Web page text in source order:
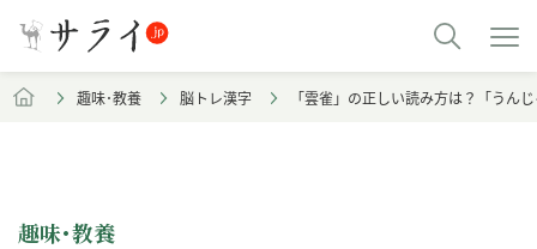
趣味･教養 脳トレ漢字 「雲雀」の正しい読み方は？「うん
趣味･教養